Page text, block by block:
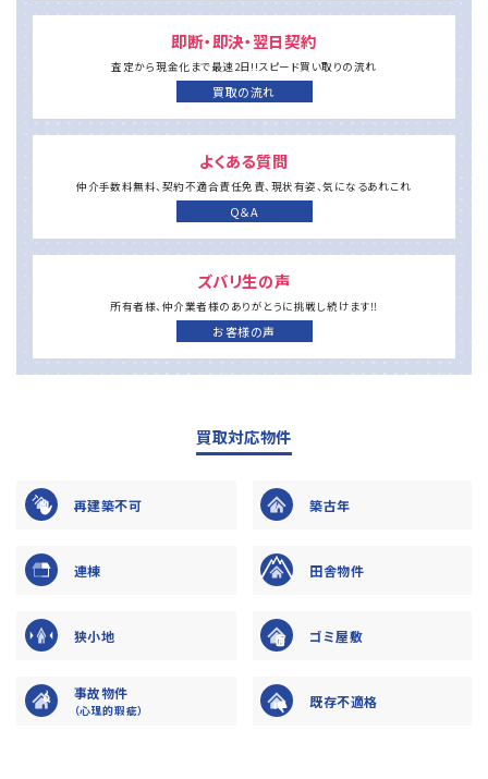
072-736-9588
受付時間 9:00 ～17:00（火・水曜日定休）
即断・即決・翌日契約
査定から現金化まで最速2日!!スピード買い取りの流れ
買取の流れ
よくある質問
仲介手数料無料、 契約不適合責任免責、現状有姿、気になるあれこれ
Q＆A
ズバリ生の声
所有者様、仲介業者様の ありがとうに挑戦し続けます‼
お客様の声
買取対応物件
再建築不可 築古年
連棟 田舎物件
狭小地 ゴミ屋敷
事故物件
（心理的瑕疵）
既存不適格